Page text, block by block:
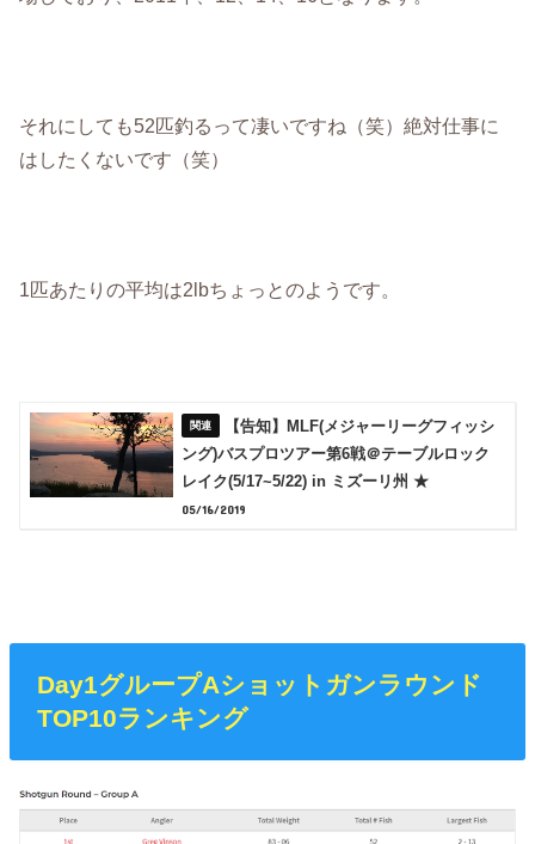
それにしても52匹釣るって凄いですね（笑）絶対仕事に
はしたくないです（笑）
1匹あたりの平均は2lbちょっとのようです。
【告知】MLF(メジャーリーグフィッシ
ング)バスプロツアー第6戦＠テーブルロック
レイク(5/17~5/22) in ミズーリ州 ★
05/16/2019
Day1グループAショットガンラウンド
TOP10ランキング